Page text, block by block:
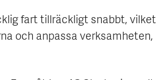
fart tillräckligt snabbt, vilket
och anpassa verksamheten,